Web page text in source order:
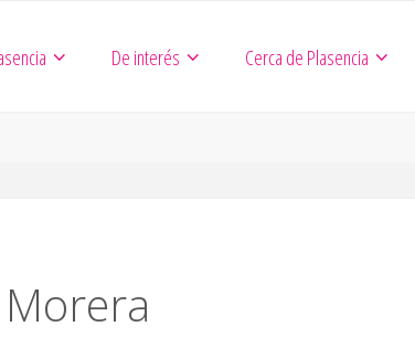
De interés Cerca de Plasencia